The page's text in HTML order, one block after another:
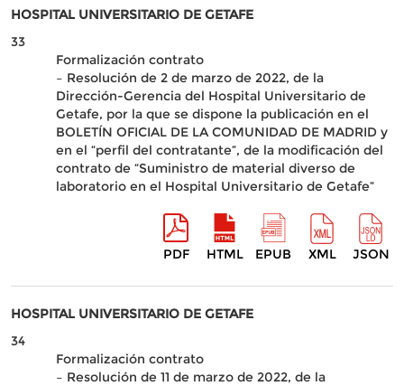
HOSPITAL UNIVERSITARIO DE GETAFE
33
Formalización contrato
– Resolución de 2 de marzo de 2022, de la
Dirección-Gerencia del Hospital Universitario de
Getafe, por la que se dispone la publicación en el
BOLETÍN OFICIAL DE LA COMUNIDAD DE MADRID y
en el “perfil del contratante”, de la modificación del
contrato de “Suministro de material diverso de
laboratorio en el Hospital Universitario de Getafe”
PDF HTML EPUB XML JSON
HOSPITAL UNIVERSITARIO DE GETAFE
34
Formalización contrato
– Resolución de 11 de marzo de 2022, de la